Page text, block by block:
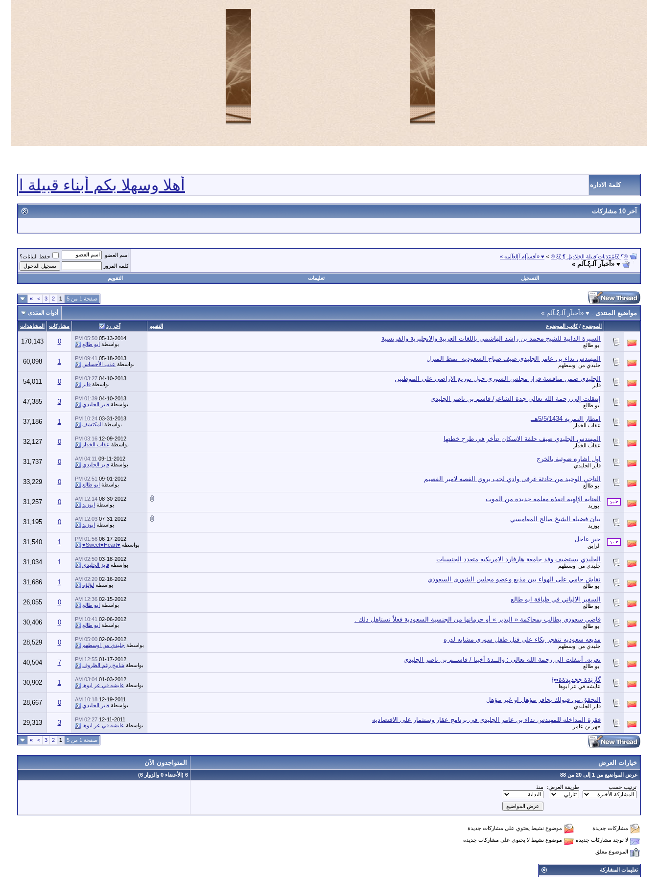
أهلا وسهلا بكم أبناء قبيلة كلمة الاداره
آخر 10 مشاركات
®¶ ξζمُنتَدَيات َقِبيلة الجَلاِديهْـ ¶ ξζ ® > ♥ «أقسآإم آإلعآإمه »
♥ «آخبآر آلـξـآلم »
اسم العضو
حفظ البيانات؟
كلمة المرور
التسجيل تعليمات التقويم
صفحة 1 من 5 1
2
3
>
»
مواضيع المنتدى : ♥ «آخبآر آلـξـآلم » أدوات المنتدى
التقييم الموضوع /كاتب الموضوع آخر رد مشاركات المشاهدات
السيرة الذاتية للشيخ محمد بن راشد الهاشمى باللغات العربية والانجليزية والفرنسية
ابو طالع
05-13-2014
05:50 PM
بواسطة ابو طالع 0
170,143
المهندس نداء بن عامر الجليدي ضيف صباح السعوديه- نمط المنزل
جليدي من اوسطهم
05-18-2013
09:41 PM
بواسطة عذب الأحساس 1
60,098
الجليدي ضمن مناقشة قرار مجلس الشورى حول توزيع الاراضي على الموطنين
فايز
04-10-2013
03:27 PM
بواسطة فايز 0
54,011
إنتقلت إلى رحمة الله تعالى جدة الشاعر/ قاسم بن ناصر الجليدي
ابو طالع
04-10-2013
01:39 PM
بواسطة فايز الجليدي 3
47,385
امطار النمريه 5/5/1434هــ
عقاب الخدار
03-31-2013
10:24 PM
بواسطة المكتشف 1
37,186
المهندس الجليدي ضيف حلقة الاسكان تتأخر في طرح خطتها
عقاب الخدار
12-09-2012
03:16 PM
بواسطة عقاب الخدار 0
32,127
اول اشاره ضوئية بالخرج
فايز الجليدي
09-11-2012
04:11 AM
بواسطة فايز الجليدي 0
31,737
الناجي الوحيد من حادثة غرقى وادي لجب يروي القصه لامير القصيم
ابو طالع
09-01-2012
02:51 PM
بواسطة ابو طالع 0
33,229
العنايه الإلهية انقذة معلمه جديده من الموت
ابوزيد
08-30-2012
12:14 AM
بواسطة ابوزيد 0
31,257
بيان فضيلة الشيخ صالح المغامسي
ابوزيد
07-31-2012
12:03 AM
بواسطة ابوزيد 0
31,195
خبر عاجل
الرايق
06-17-2012
01:56 PM
بواسطة ♥Sweet♥Heart♥
1
31,540
الجليدي يستضيف وفد جامعة هارفارد الامريكيه متعدد الجنسيات
جليدي من اوسطهم
03-18-2012
02:50 AM
بواسطة فايز الجليدي 1
31,034
نقاش حامي على الهواء بين مذيع وعضو مجلس الشورى السعودي
ابو طالع
02-16-2012
02:20 AM
بواسطة لؤلؤه 1
31,686
السفير الالباني في ظيافة ابو طالع
ابو طالع
02-15-2012
12:36 AM
بواسطة ابو طالع 0
26,055
قاضي سعودي يطالب بمحاكمة « البدير » أو حرمانها من الجنسية السعودية فعلاً تستاهل ذلك .
ابو طالع
02-06-2012
10:41 PM
بواسطة ابو طالع 0
30,406
مذيعه سعوديه تتفجر بكاء على قتل طفل سوري مشابه لدره
جليدي من اوسطهم
02-06-2012
05:00 PM
بواسطة جليدي من اوسطهم 0
28,529
تعزيه. أنتقلت الى رحمة الله تعالى : والــدة أخينا / قاســم بن ناصر الجليدى
ابو طالع
01-17-2012
12:55 PM
بواسطة شامخ رغم الظروف 7
40,504
گآرِثِةة جَجَديِدَةة••}
عايشه في عز ابوها
01-03-2012
03:04 AM
بواسطة عايشه في عز ابوها 1
30,902
التحقق من قبولك بحافز مؤهل او غير مؤهل
فايز الجليدي
12-19-2011
10:18 AM
بواسطة فايز الجليدي 0
28,667
فقرة المداخله للمهندس نداء بن عامر الجليدي في برنامج عقار وستثمار على الاقتصاديه
جهز بن عامر
12-11-2011
02:27 PM
بواسطة عايشه في عز ابوها 3
29,313
صفحة 1 من 5 1
2
3
>
»
خيارات العرض المتواجدون الآن
عرض المواضيع من 1 إلى 20 من 88 6 (الأعضاء 0 والزوار 6)
ترتيب حسب طريقة العرض: منذ
مشاركات جديدة
موضوع نشيط يحتوي على مشاركات جديدة
لا توجد مشاركات جديدة
موضوع نشيط لا يحتوي على مشاركات جديدة
الموضوع مغلق
تعليمات المشاركة